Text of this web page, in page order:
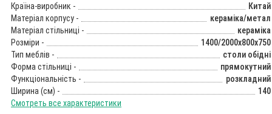
Країна-виробник -
Китай
Матеріал корпусу -
кераміка/метал
Матеріал стільниці -
кераміка
Розміри -
1400/2000x800x750
Тип меблів -
столи обідні
Форма стільниці -
прямокутний
Функціональність -
розкладний
Ширина (см) -
140
Смотреть все характеристики